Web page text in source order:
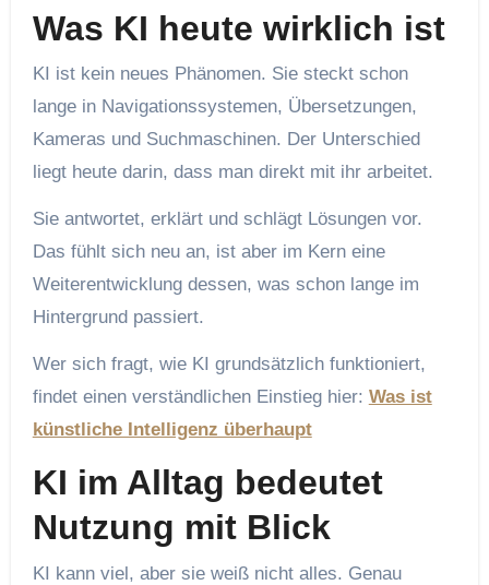
Was KI heute wirklich ist
KI ist kein neues Phänomen. Sie steckt schon
lange in Navigationssystemen, Übersetzungen,
Kameras und Suchmaschinen. Der Unterschied
liegt heute darin, dass man direkt mit ihr arbeitet.
Sie antwortet, erklärt und schlägt Lösungen vor.
Das fühlt sich neu an, ist aber im Kern eine
Weiterentwicklung dessen, was schon lange im
Hintergrund passiert.
Wer sich fragt, wie KI grundsätzlich funktioniert,
findet einen verständlichen Einstieg hier: Was ist
künstliche Intelligenz überhaupt
KI im Alltag bedeutet
Nutzung mit Blick
KI kann viel, aber sie weiß nicht alles. Genau